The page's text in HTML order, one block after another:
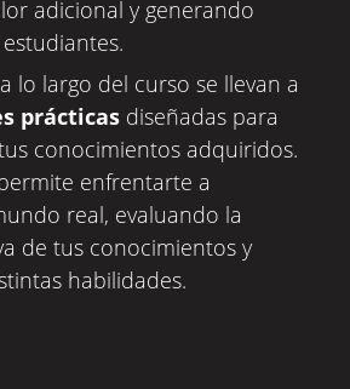
adicional y generando
lo largo del curso se llevan a
prácticas diseñadas para
conocimientos adquiridos.
enfrentarte a
real, evaluando la
de tus conocimientos y
habilidades.